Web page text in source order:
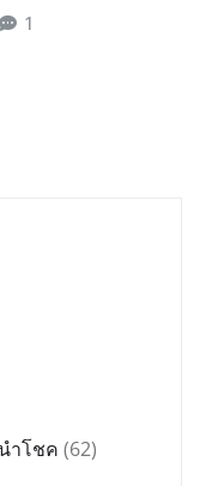
1
ำโชค (62)